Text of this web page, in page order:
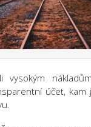
vysokým
účet, kam